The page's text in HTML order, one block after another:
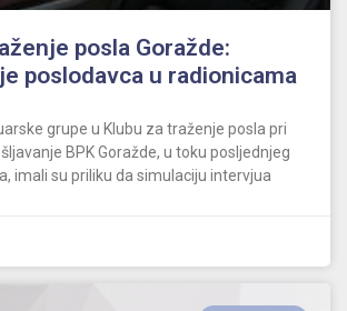
posla Goražde:
poslodavca u radionicama
grupe u Klubu za traženje posla pri
BPK Goražde, u toku posljednjeg
imali su priliku da simulaciju intervjua